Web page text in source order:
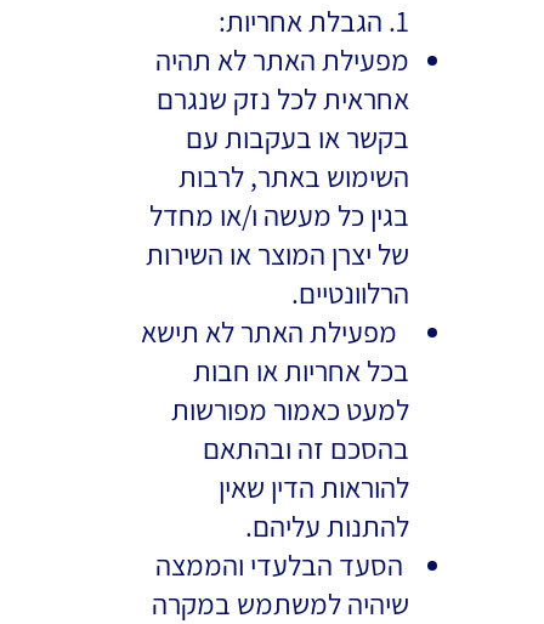
1. הגבלת אחריות:
מפעילת האתר לא תהיה
אחראית לכל נזק שנגרם
בקשר או בעקבות עם
השימוש באתר, לרבות
בגין כל מעשה ו/או מחדל
של יצרן המוצר או השירות
הרלוונטיים.
מפעילת האתר לא תישא
בכל אחריות או חבות
למעט כאמור מפורשות
בהסכם זה ובהתאם
להוראות הדין שאין
להתנות עליהם.
הסעד הבלעדי והממצה
שיהיה למשתמש במקרה